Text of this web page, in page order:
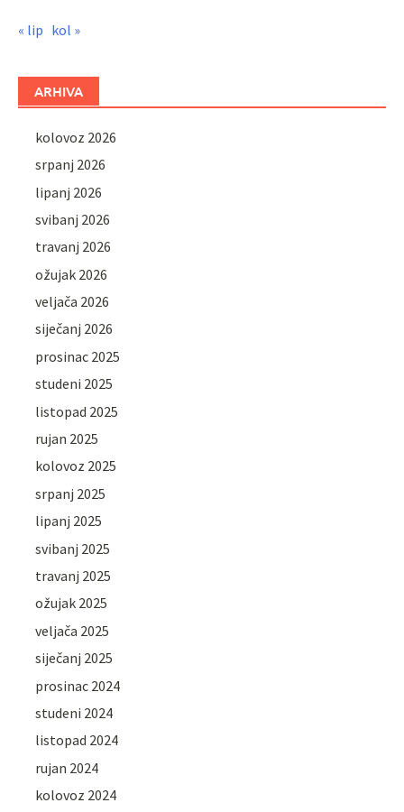
« lip kol »
ARHIVA
kolovoz 2026
srpanj 2026
lipanj 2026
svibanj 2026
travanj 2026
ožujak 2026
veljača 2026
siječanj 2026
prosinac 2025
studeni 2025
listopad 2025
rujan 2025
kolovoz 2025
srpanj 2025
lipanj 2025
svibanj 2025
travanj 2025
ožujak 2025
veljača 2025
siječanj 2025
prosinac 2024
studeni 2024
listopad 2024
rujan 2024
kolovoz 2024